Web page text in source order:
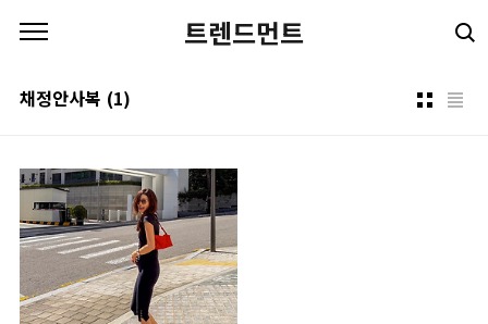
트렌드먼트
채정안사복 (1)